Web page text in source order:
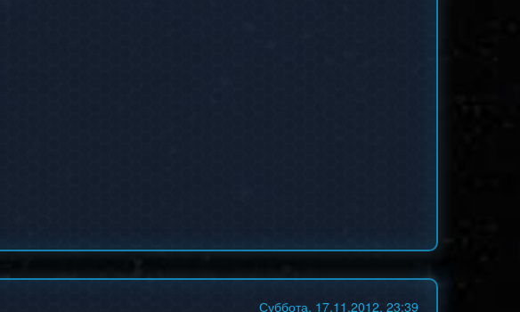
Суббота, 17.11.2012, 23:39